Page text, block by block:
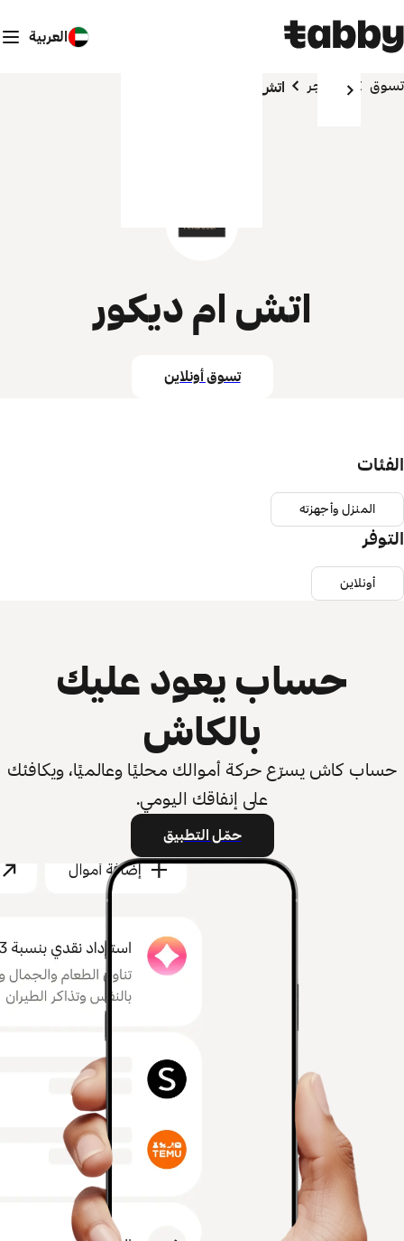
العربية
تسوق المتاجر اتش ام ديكور
اتش ام ديكور
تسوق أونلاين
الفئات
المنزل وأجهزته
التوفر
أونلاين
حساب يعود عليك
بالكاش
حساب كاش يسرّع حركة أموالك محليًا وعالميًا، ويكافئك
على إنفاقك اليومي.
حمّل التطبيق